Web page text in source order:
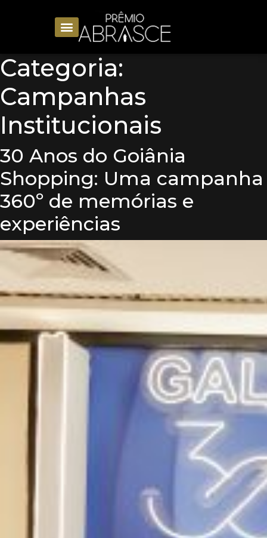
Categoria:
Campanhas
Institucionais
30 Anos do Goiânia
Shopping: Uma campanha
360º de memórias e
experiências